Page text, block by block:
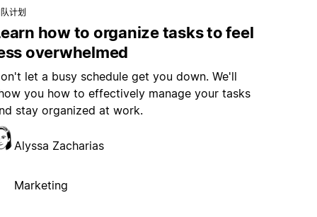
计划
how to organize tasks to feel
overwhelmed
let a busy schedule get you down. We'll
you how to effectively manage your tasks
stay organized at work.
Alyssa Zacharias
Marketing